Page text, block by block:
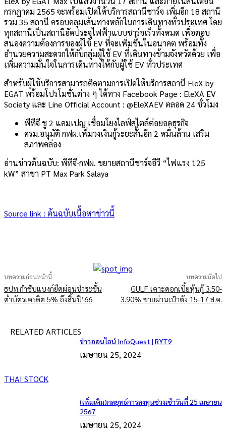
กรกฎาคม 2565 จะพร้อมเปิดให้บริการสถานีชาร์จ เพิ่มอีก 18 สถานี
รวม 35 สถานี ครอบคลุมเส้นทางหลักในการเดินทางทั่วประเทศ โดย
ทุกสถานีเป็นสถานีอัดประจุไฟฟ้าแบบชาร์จเร็วทั้งหมด เพื่อตอบ
สนองความต้องการของผู้ใช้ EV ที่จะเพิ่มขึ้นในอนาคต พร้อมทั้ง
อำนวยความสะดวกให้กับกลุ่มผู้ใช้ EV ที่เดินทางข้ามจังหวัดด้วย เพื่อ
เพิ่มความมั่นใจในการเดินทางให้กับผู้ใช้ EV ทั่วประเทศ
สำหรับผู้ใช้บริการสามารถติดตามการเปิดให้บริการสถานี EleX by
EGAT พร้อมโปรโมชั่นต่าง ๆ ได้ทาง Facebook Page : EleXA EV
Society และ Line Official Account : @EleXAEV ตลอด 24 ชั่วโมง
พีทีจี ชู 2 แคมเปญ เชื่อมโยงไลฟ์สไตล์ต่อยอดธุรกิจ
ครม.อนุมัติ กฟผ.เพิ่มวงเงินกู้ระยะสั้นอีก 2 หมื่นล้าน เสริม
สภาพคล่อง
อ่านข่าวต้นฉบับ: พีทีจี-กฟผ. ขยายสถานีชาร์จอีวี “ไฟแรง 125
kW” สาขา PT Max Park Salaya
Source link : ต้นฉบับเนื้อหาข่าวนี้
บทความก่อนหน้านี้
ธปท.กำชับแบงก์ยืดผ่อนชำระขั้น
ต่ำบัตรเครดิต 5% ถึงสิ้นปี’66
บทความถัดไป
GULF เคาะดอกเบี้ยหุ้นกู้ 3.50-
3.90% ขายผ่านเป๋าตัง 15-17 ส.ค.
RELATED ARTICLES
THAI STOCK
ข่าวออนไลน์ InfoQuest | RYT9
เมษายน 25, 2024
(เพิ่มเติม)กลยุทธ์การลงทุนช่วงเช้าวันที่ 25 เมษายน
2567
เมษายน 25, 2024